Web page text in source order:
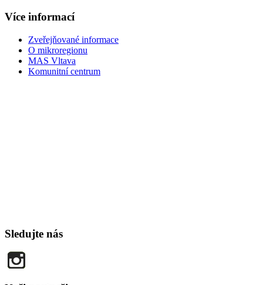
Více informací
Zveřejňované informace
O mikroregionu
MAS Vltava
Komunitní centrum
Sledujte nás